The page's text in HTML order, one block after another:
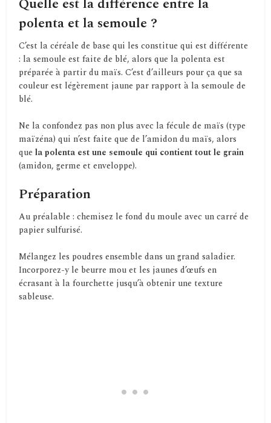
polenta et la semoule ?
C’est la céréale de base qui les constitue qui est différente
: la semoule est faite de blé, alors que la polenta est
préparée à partir du maïs. C’est d’ailleurs pour ça que sa
couleur est légèrement jaune par rapport à la semoule de
blé.
Ne la confondez pas non plus avec la fécule de maïs (type
maïzéna) qui n’est faite que de l’amidon du maïs, alors
quela polenta est une semoule qui contient tout le grain
(amidon, germe et enveloppe).
Préparation
Au préalable : chemisez le fond du moule avec un carré de
papier sulfurisé.
Mélangez les poudres ensemble dans un grand saladier.
Incorporez-y le beurre mou et les jaunes d’œufs en
écrasant à la fourchette jusqu’à obtenir une texture
sableuse.